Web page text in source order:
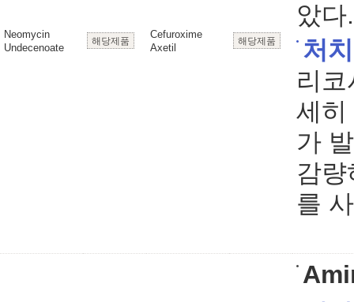
Neomycin
Undecenoate
해당제품
Cefuroxime
Axetil
해당제품
았다.
처치
리
세히
가
감
를